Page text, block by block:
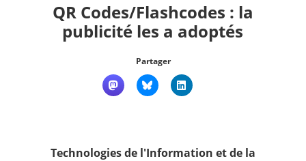
QR Codes/Flashcodes : la
publicité les a adoptés
Partager
Technologies de l'Information et de la